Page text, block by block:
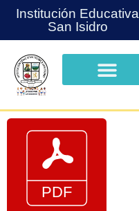
Institución Educativa
San Isidro